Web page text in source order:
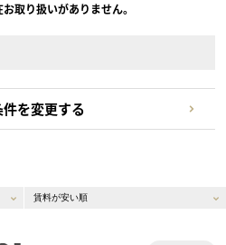
取り扱いがありません。
を変更する